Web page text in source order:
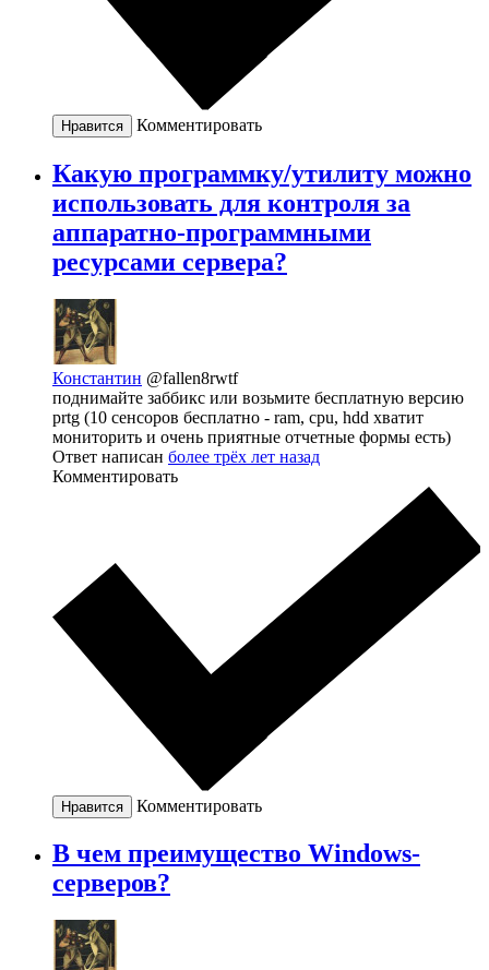
Нравится Комментировать
Какую программку/утилиту можно
использовать для контроля за
аппаратно-программными
ресурсами сервера?
Константин @fallen8rwtf
поднимайте заббикс или возьмите бесплатную версию
prtg (10 сенсоров бесплатно - ram, cpu, hdd хватит
мониторить и очень приятные отчетные формы есть)
Ответ написан более трёх лет назад
Комментировать
Нравится Комментировать
В чем преимущество Windows-
серверов?